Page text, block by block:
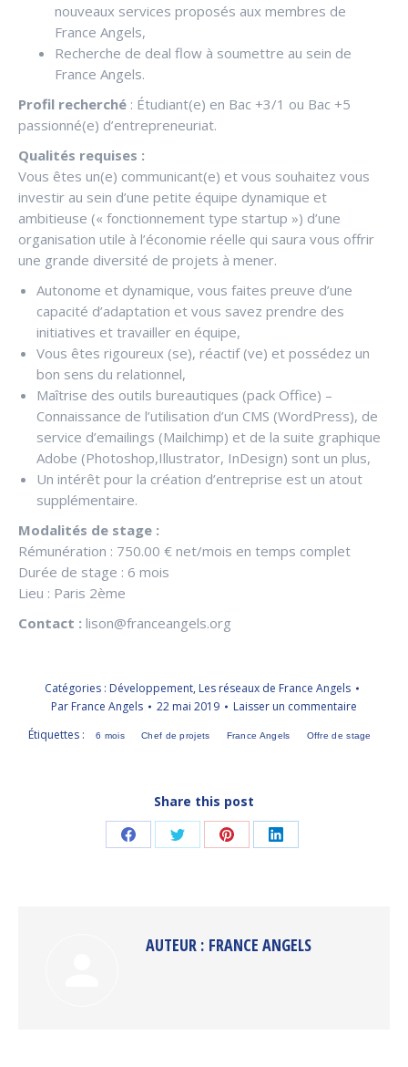
nouveaux services proposés aux membres de
France Angels,
Recherche de deal flow à soumettre au sein de
France Angels.
Profil recherché : Étudiant(e) en Bac +3/1 ou Bac +5
passionné(e) d’entrepreneuriat.
Qualités requises :
Vous êtes un(e) communicant(e) et vous souhaitez vous
investir au sein d’une petite équipe dynamique et
ambitieuse (« fonctionnement type startup ») d’une
organisation utile à l’économie réelle qui saura vous offrir
une grande diversité de projets à mener.
Autonome et dynamique, vous faites preuve d’une
capacité d’adaptation et vous savez prendre des
initiatives et travailler en équipe,
Vous êtes rigoureux (se), réactif (ve) et possédez un
bon sens du relationnel,
Maîtrise des outils bureautiques (pack Office) –
Connaissance de l’utilisation d’un CMS (WordPress), de
service d’emailings (Mailchimp) et de la suite graphique
Adobe (Photoshop,Illustrator, InDesign) sont un plus,
Un intérêt pour la création d’entreprise est un atout
supplémentaire.
Modalités de stage :
Rémunération : 750.00 € net/mois en temps complet
Durée de stage : 6 mois
Lieu : Paris 2ème
Contact : lison@franceangels.org
Catégories : Développement, Les réseaux de France Angels
Par France Angels 22 mai 2019
Laisser un commentaire
Étiquettes :
6 mois Chef de projets France Angels Offre de stage
Share this post
PartagerPartagerPartagerPartager
AUTEUR : FRANCE ANGELS